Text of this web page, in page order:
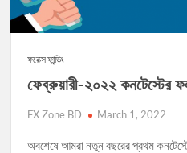
ফরেক্স ফান্ডিং
ফেব্রুয়ারী-২০২২ কনটেস্টের
FX Zone BD March 1, 2022
অবশেষে আমরা নতুন বছরের প্রথম